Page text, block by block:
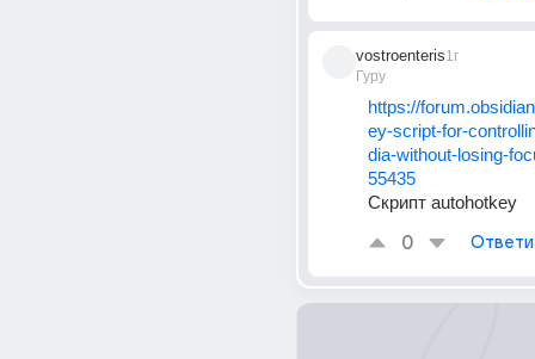
vostroenteris
Гуру
1г
https://
ey-script-for-
dia-without-losing-
55435
Скрипт autohotkey
0